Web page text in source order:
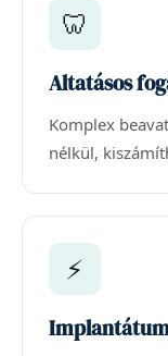
🦷
Altatásos
Komplex
nélkül,
⚡